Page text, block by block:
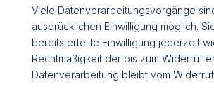
Viele Datenverarbeitungsvorgänge
ausdrücklichen Einwilligung möglich.
bereits erteilte Einwilligung jederzeit
Rechtmäßigkeit der bis zum Widerruf
Datenverarbeitung bleibt vom